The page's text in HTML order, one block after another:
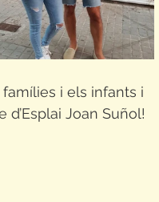
i els infants i
Joan Suñol!